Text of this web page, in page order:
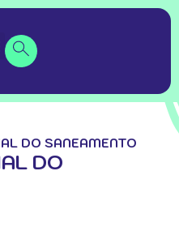
DO SANEAMENTO
DO